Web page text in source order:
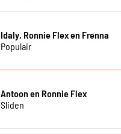
Idaly, Ronnie Flex en Frenna
Populair
Antoon en Ronnie Flex
Sliden